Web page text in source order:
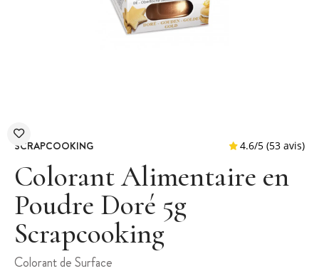
SCRAPCOOKING
Colorant Alimentaire en
Poudre Doré 5g
Scrapcooking
Colorant de Surface